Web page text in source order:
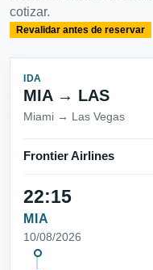
cotizar.
Revalidar antes de reservar
IDA
MIA → LAS
Miami → Las Vegas
Frontier Airlines
22:15
MIA
10/08/2026